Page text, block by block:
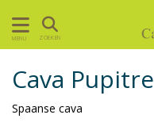
MENU ZOEKEN
Cava Pupitre
Spaanse cava